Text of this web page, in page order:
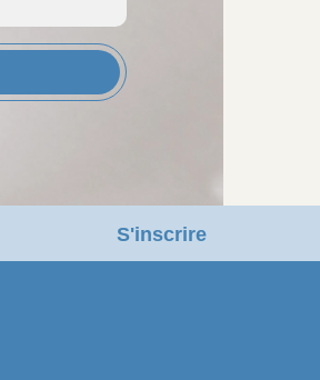
S'inscrire